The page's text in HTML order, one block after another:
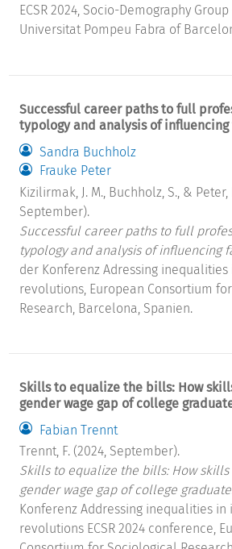
ECSR 2024, Socio-Demography
Universitat Pompeu Fabra of
Successful career paths to full
typology and analysis of influencing
Sandra Buchholz
Frauke Peter
Kizilirmak, J. M., Buchholz, S., & Peter,
September).
Successful career paths to full
typology and analysis of influencing
der Konferenz Adressing
revolutions, European Consortium
Research, Barcelona, Spanien.
Skills to equalize the bills: How
gender wage gap of college
Fabian Trennt
Trennt, F. (2024, September).
Skills to equalize the bills: How
gender wage gap of college
Konferenz Addressing inequalities
revolutions ECSR 2024 conference,